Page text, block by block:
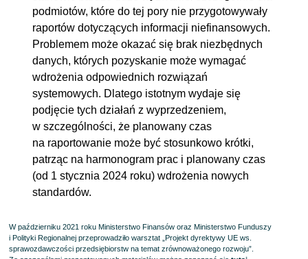
podmiotów, które do tej pory nie przygotowywały
raportów dotyczących informacji niefinansowych.
Problemem może okazać się brak niezbędnych
danych, których pozyskanie może wymagać
wdrożenia odpowiednich rozwiązań
systemowych. Dlatego istotnym wydaje się
podjęcie tych działań z wyprzedzeniem,
w szczególności, że planowany czas
na raportowanie może być stosunkowo krótki,
patrząc na harmonogram prac i planowany czas
(od 1 stycznia 2024 roku) wdrożenia nowych
standardów.
W październiku 2021 roku Ministerstwo Finansów oraz Ministerstwo Funduszy
i Polityki Regionalnej przeprowadziło warsztat „Projekt dyrektywy UE ws.
sprawozdawczości przedsiębiorstw na temat zrównoważonego rozwoju”.